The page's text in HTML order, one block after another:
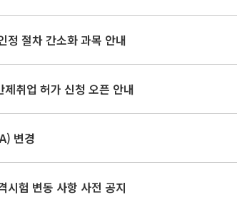
정 절차 간소화 과목 안내
취업 허가 신청 오픈 안내
변경
시험 변동 사항 사전 공지